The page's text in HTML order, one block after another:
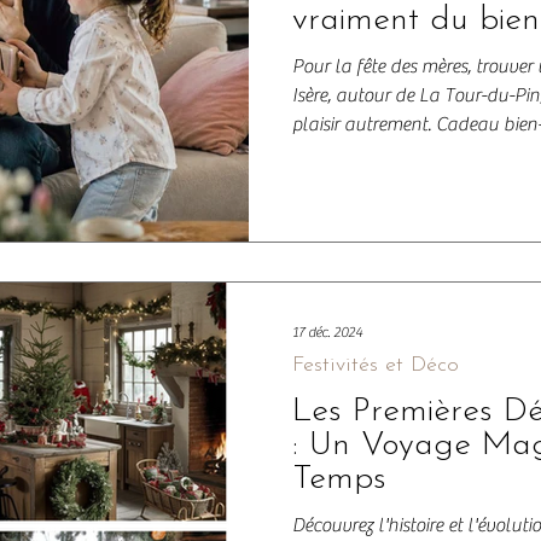
vraiment du bien
Pour la fête des mères,
Isère, autour de La Tour-du-
plaisir autrement. Cadeau
marque et qui se vit.
Les Premières
: Un Voyage
Temps
Découvrez l'histoire et
Festivités et Déco
17 déc. 2024